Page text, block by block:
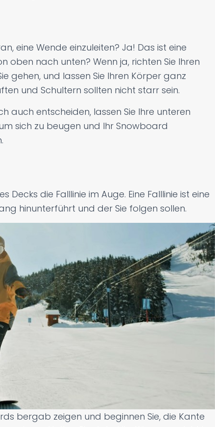
eine Wende einzuleiten? Ja! Das ist eine
oben nach unten? Wenn ja, richten Sie Ihren
gehen, und lassen Sie Ihren Körper ganz
und Schultern sollten nicht starr sein.
auch entscheiden, lassen Sie Ihre unteren
sich zu beugen und Ihr Snowboard
Decks die Falllinie im Auge. Eine Falllinie ist eine
hinunterführt und der Sie folgen sollen.
bergab zeigen und beginnen Sie, die Kante